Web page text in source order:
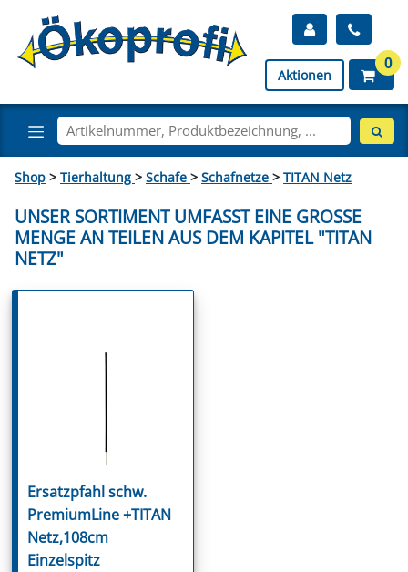
Aktionen
0
Shop > Tierhaltung > Schafe > Schafnetze > TITAN Netz
UNSER SORTIMENT UMFASST EINE GROSSE M
ENGE AN TEILEN AUS DEM KAPITEL "TITAN N
ETZ"
Ersatzpfahl schw.
PremiumLine +TITAN
Netz,108cm
Einzelspitz